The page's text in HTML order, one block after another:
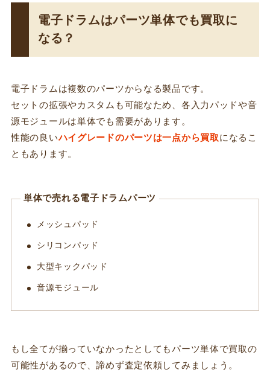
電子ドラムはパーツ単体でも買取に
なる？
電子ドラムは複数のパーツからなる製品です。
セットの拡張やカスタムも可能なため、各入力パッドや音
源モジュールは単体でも需要があります。
性能の良いハイグレードのパーツは一点から買取 になるこ
ともあります。
単体で売れる電子ドラムパーツ
メッシュパッド
シリコンパッド
大型キックパッド
音源モジュール
もし全てが揃っていなかったとしてもパーツ単体で買取の
可能性があるので、諦めず査定依頼してみましょう。